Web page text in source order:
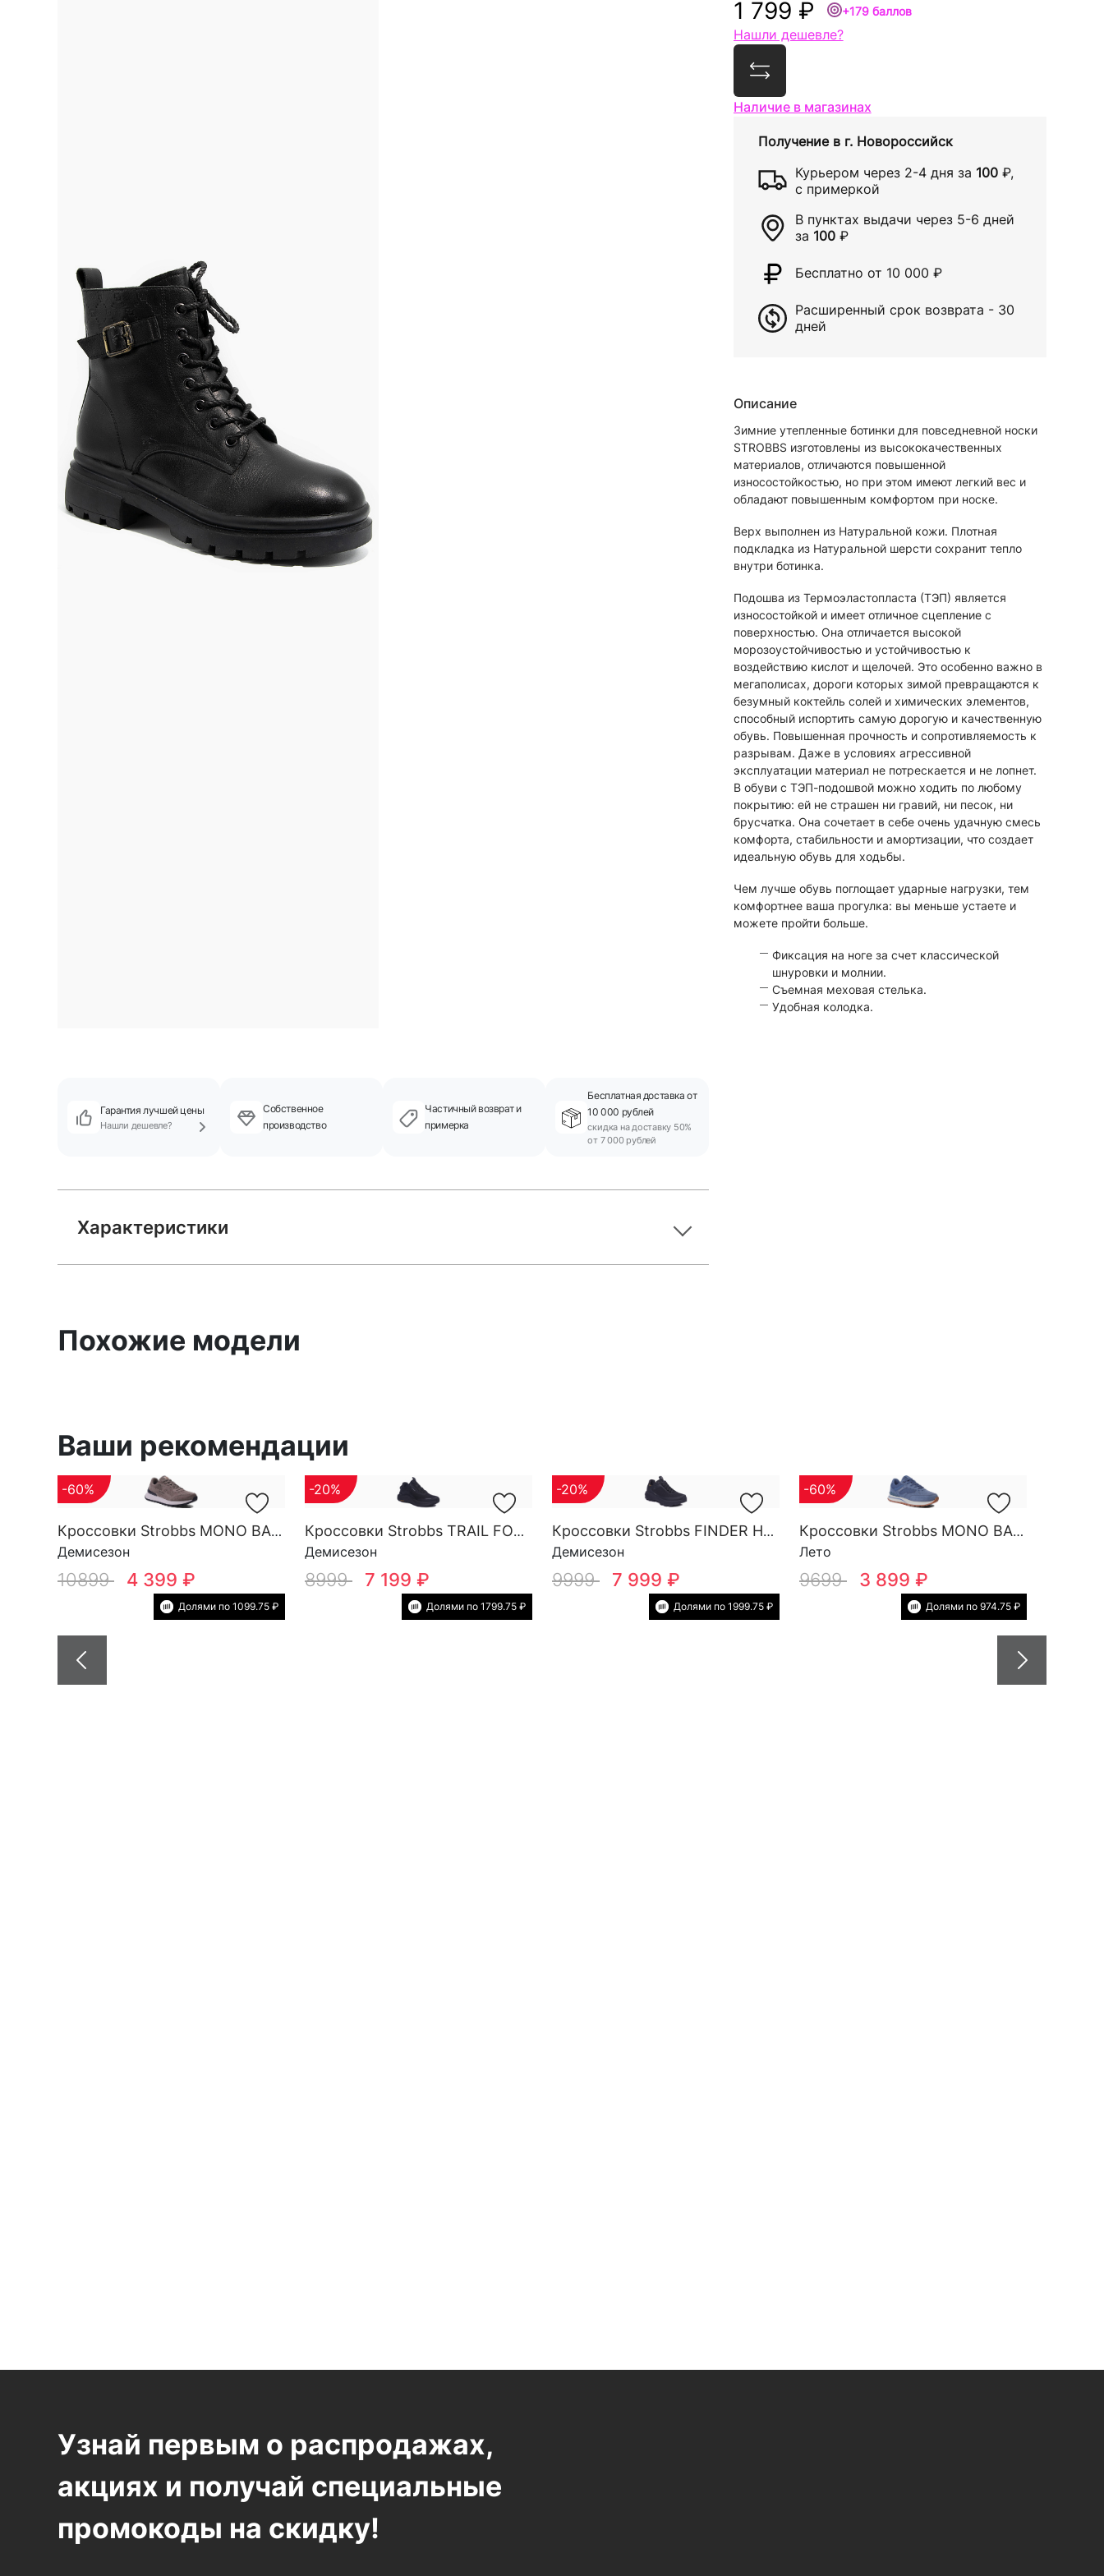
1 799 ₽ +179 баллов
Нашли дешевле?
Сравнить
Наличие в магазинах
Получение в г. Новороссийск
Курьером через 2-4 дня за 100 ₽,
с примеркой
В пунктах выдачи через 5-6 дней
за 100 ₽
Бесплатно от 10 000 ₽
Расширенный срок возврата - 30
дней
Описание
Зимние утепленные ботинки для повседневной носки
STROBBS изготовлены из высококачественных
материалов, отличаются повышенной
износостойкостью, но при этом имеют легкий вес и
обладают повышенным комфортом при носке.
Верх выполнен из Натуральной кожи. Плотная
подкладка из Натуральной шерсти сохранит тепло
внутри ботинка.
Подошва из Термоэластопласта (ТЭП) является
износостойкой и имеет отличное сцепление с
поверхностью. Она отличается высокой
морозоустойчивостью и устойчивостью к
воздействию кислот и щелочей. Это особенно важно в
мегаполисах, дороги которых зимой превращаются к
безумный коктейль солей и химических элементов,
способный испортить самую дорогую и качественную
обувь. Повышенная прочность и сопротивляемость к
разрывам. Даже в условиях агрессивной
эксплуатации материал не потрескается и не лопнет.
В обуви с ТЭП-подошвой можно ходить по любому
покрытию: ей не страшен ни гравий, ни песок, ни
брусчатка. Она сочетает в себе очень удачную смесь
комфорта, стабильности и амортизации, что создает
идеальную обувь для ходьбы.
Чем лучше обувь поглощает ударные нагрузки, тем
комфортнее ваша прогулка: вы меньше устаете и
можете пройти больше.
Фиксация на ноге за счет классической
шнуровки и молнии.
Съемная меховая стелька.
Удобная колодка.
Гарантия лучшей цены
Нашли дешевле?
Собственное
производство
Частичный возврат и
примерка
Бесплатная доставка от
10 000 рублей
скидка на доставку 50%
от 7 000 рублей
Характеристики
Похожие модели
Ваши рекомендации
Кроссовки Strobbs MONO BASE M 3696-17
Демисезон
-60%
10899 4 399 ₽
Долями по 1099.75 ₽
Кроссовки Strobbs TRAIL FORCE YOW SG M 3818-3
Демисезон
-20%
8999 7 199 ₽
Долями по 1799.75 ₽
Кроссовки Strobbs FINDER HG M 3788-2
Демисезон
-20%
9999 7 999 ₽
Долями по 1999.75 ₽
Кроссовки Strobbs MONO BASE W 7552-5
Лето
-60%
9699 3 899 ₽
Долями по 974.75 ₽
Узнай первым о распродажах,
акциях и получай специальные
промокоды на скидку!